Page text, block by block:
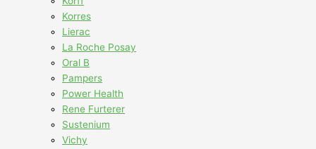
Korres
Lierac
La Roche Posay
Oral B
Pampers
Power Health
Rene Furterer
Sustenium
Vichy